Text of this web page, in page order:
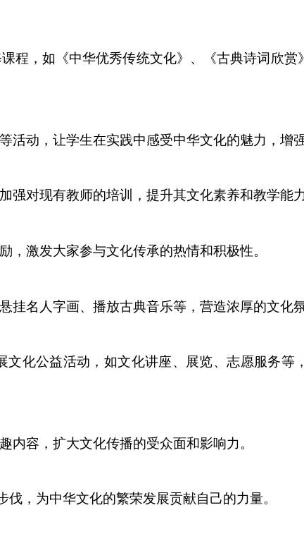
程，如《中华优秀传统文化》、《古典诗词欣
动，让学生在实践中感受中华文化的魅力，增
对现有教师的培训，提升其文化素养和教学能力
激发大家参与文化传承的热情和积极性。
名人字画、播放古典音乐等，营造浓厚的文化氛
化公益活动，如文化讲座、展览、志愿服务等
内容，扩大文化传播的受众面和影响力。
，为中华文化的繁荣发展贡献自己的力量。